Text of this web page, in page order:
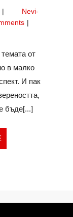
07.03.2014
Nevi-
от
в малко
И пак
бъде[...]
READ
MORE